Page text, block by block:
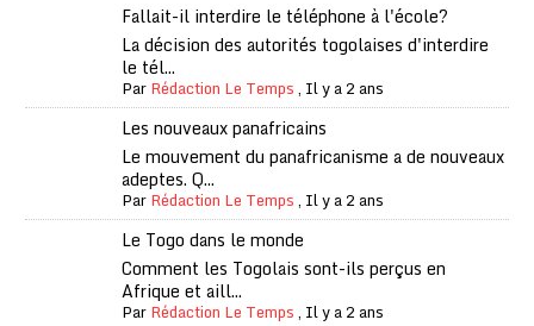
Fallait-il interdire le téléphone à l'école?
La décision des autorités togolaises d'interdire
le tél...
ParRédaction Le Temps, Il y a 2 ans
Les nouveaux panafricains
Le mouvement du panafricanisme a de nouveaux
adeptes. Q...
ParRédaction Le Temps, Il y a 2 ans
Le Togo dans le monde
Comment les Togolais sont-ils perçus en
Afrique et aill...
ParRédaction Le Temps, Il y a 2 ans